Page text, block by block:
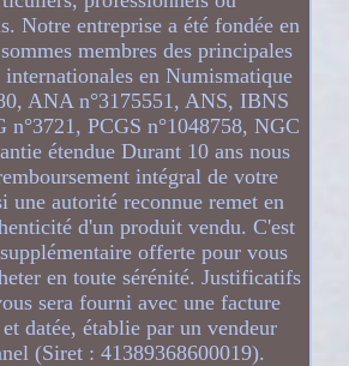
Notre entreprise a été fondée en
membres des principales
internationales en Numismatique
ANA n°3175551, ANS, IBNS
n°3721, PCGS n°1048758, NGC
étendue Durant 10 ans nous
intégral de votre
une autorité reconnue remet en
d'un produit vendu. C'est
offerte pour vous
en toute sérénité. Justificatifs
sera fourni avec une facture
datée, établie par un vendeur
(Siret : 41389368600019).